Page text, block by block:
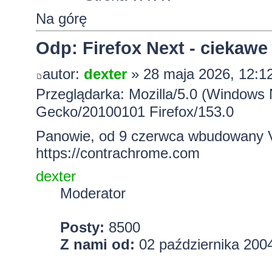
Na górę
Odp: Firefox Next -
autor: dexter» 28 maja 2026,
Przeglądarka: Mozilla/5.0
Gecko/20100101 Firefox/153.0
Panowie, od 9 czerwca
https://contrachrome.com
dexter
Moderator
Posty: 8500
Z nami od: 02 października